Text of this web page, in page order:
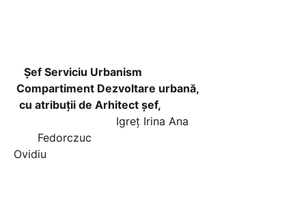
Șef Serviciu Urbanism
Compartiment Dezvoltare urbană,
cu atribuții de Arhitect şef,
Igreț Irina Ana
Fedorczuc
Ovidiu